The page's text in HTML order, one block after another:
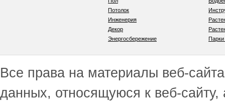
Потолок
Инженерия
Декор
Энергосбережение
Все права на материалы веб-
данных, относящуюся к веб-